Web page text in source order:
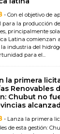
- Con el objetivo de
para la producción
principalmente
Latina comienzan
la industria del
para el...
la primera
Renovables
Chubut no
- Lanza la primera
de esta gestión: